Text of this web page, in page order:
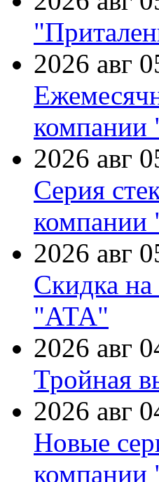
2026 авг
компании
2026 авг
Серия
компании
2026 авг
Скидка
"АТА"
2026 авг
Тройная
2026 авг
Новые
компании